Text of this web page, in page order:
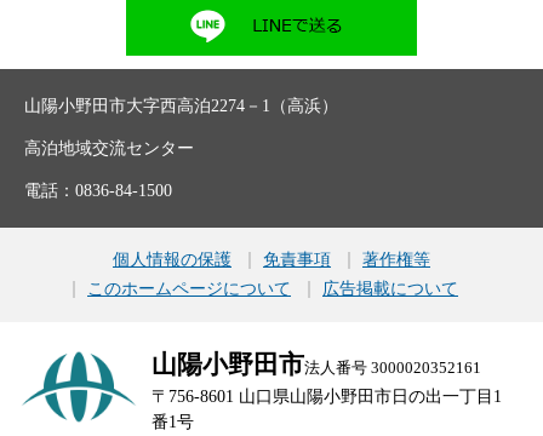
山陽小野田市大字西高泊2274－1（高浜）
高泊地域交流センター
電話：0836-84-1500
個人情報の保護 免責事項
著作権等
このホームページについて
広告掲載について
山陽小野田市法人番号 3000020352161
〒756-8601 山口県山陽小野田市日の出一丁目1
番1号